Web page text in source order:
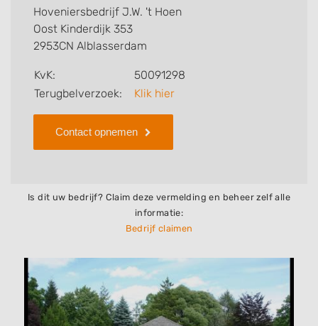
verzorgen. Tenslotte kunt een beoordeling of review
achterlaten als u al ervaring heeft met dit bedrijf.
Zoekt u een ander bedrijf? Bekijk dan andere
hoveniers en bedrijven inAlblasserdam
Hoveniersbedrijf J.W. 't Hoen
Oost Kinderdijk 353
2953CN Alblasserdam
KvK:
50091298
Terugbelverzoek:
Klik hier
Contact opnemen
Is dit uw bedrijf? Claim deze vermelding en beheer zelf alle
informatie:
Bedrijf claimen